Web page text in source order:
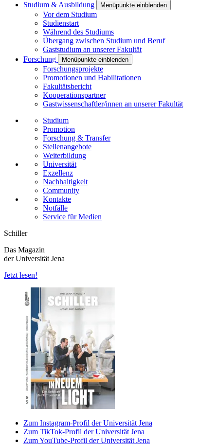
Studium & Ausbildung
Menüpunkte einblenden
Vor dem Studium
Studienstart
Während des Studiums
Übergang zwischen Studium und Beruf
Gaststudium an unserer Fakultät
Forschung
Menüpunkte einblenden
Forschungsprojekte
Promotionen und Habilitationen
Fakultätsbericht
Kooperationspartner
Gastwissenschaftler/innen an unserer Fakultät
Studium
Promotion
Forschung & Transfer
Stellenangebote
Weiterbildung
Universität
Exzellenz
Nachhaltigkeit
Community
Kontakte
Notfälle
Service für Medien
Schiller
Das Magazin
der Universität Jena
Jetzt lesen!
Zum Instagram-Profil der Universität Jena
Zum TikTok-Profil der Universität Jena
Zum YouTube-Profil der Universität Jena